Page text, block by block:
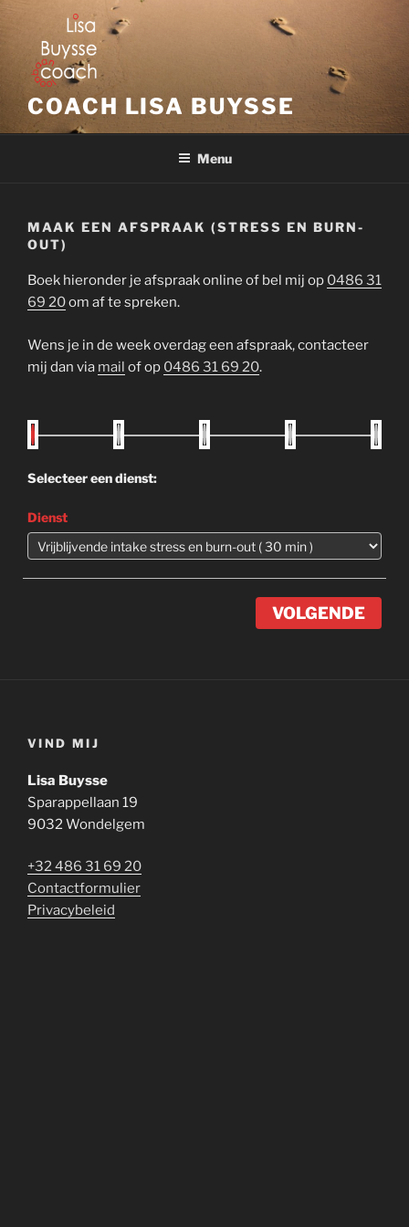
inhoud
COACH LISA BUYSSE
Menu
MAAK EEN AFSPRAAK (STRESS EN BURN-
OUT)
Boek hieronder je afspraak online of bel mij op 0486 31
69 20om af te spreken.
Wens je in de week overdag een afspraak, contacteer
mij dan via mail of op 0486 31 69 20.
Selecteer een dienst:
Dienst
VOLGENDE
VIND MIJ
Lisa Buysse
Sparappellaan 19
9032 Wondelgem
+32 486 31 69 20
Contactformulier
Privacybeleid